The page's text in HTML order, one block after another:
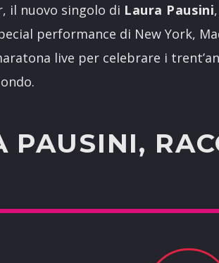
il nuovo singolo di Laura Pausini
performance di New York,
live per celebrare i
PAUSINI,